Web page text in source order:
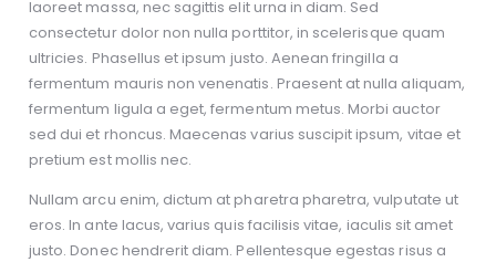
laoreet massa, nec sagittis elit urna in diam. Sed
consectetur dolor non nulla porttitor, in scelerisque quam
ultricies. Phasellus et ipsum justo. Aenean fringilla a
fermentum mauris non venenatis. Praesent at nulla aliquam,
fermentum ligula a eget, fermentum metus. Morbi auctor
sed dui et rhoncus. Maecenas varius suscipit ipsum, vitae et
pretium est mollis nec.
Nullam arcu enim, dictum at pharetra pharetra, vulputate ut
eros. In ante lacus, varius quis facilisis vitae, iaculis sit amet
justo. Donec hendrerit diam. Pellentesque egestas risus a